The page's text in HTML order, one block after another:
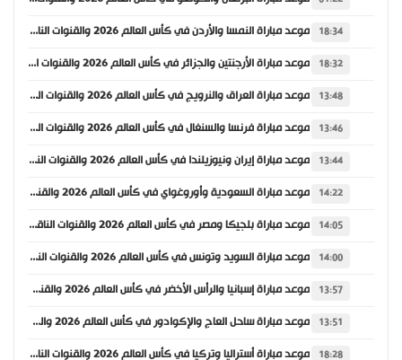
18:34 موعد مباراة النمسا والأردن في كأس العالم 2026 والقنوات الناقلة
18:32 موعد مباراة الأرجنتين والجزائر في كأس العالم 2026 والقنوات الناقلة
13:48 موعد مباراة العراق والنرويج في كأس العالم 2026 والقنوات الناقلة
13:46 موعد مباراة فرنسا والسنغال في كأس العالم 2026 والقنوات الناقلة
13:44 موعد مباراة إيران ونيوزيلندا في كأس العالم 2026 والقنوات الناقلة
14:22 موعد مباراة السعودية وأوروغواي في كأس العالم 2026 والقنوات الناقلة
14:05 موعد مباراة بلجيكا ومصر في كأس العالم 2026 والقنوات الناقلة
14:00 موعد مباراة السويد وتونس في كأس العالم 2026 والقنوات الناقلة
13:57 موعد مباراة إسبانيا والرأس الأخضر في كأس العالم 2026 والقنوات الناقلة
13:51 موعد مباراة ساحل العاج والإكوادور في كأس العالم 2026 والقنوات الناقلة
18:28 موعد مباراة أستراليا وتركيا في كأس العالم 2026 والقنوات الناقلة